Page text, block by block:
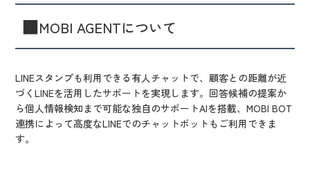
■MOBI AGENTについて
LINEスタンプも利用できる有人チャットで、顧客との距離が近
づくLINEを活用したサポートを実現します。回答候補の提案か
ら個人情報検知まで可能な独自のサポートAIを搭載、MOBI BOT
連携によって高度なLINEでのチャットボットもご利用できま
す。